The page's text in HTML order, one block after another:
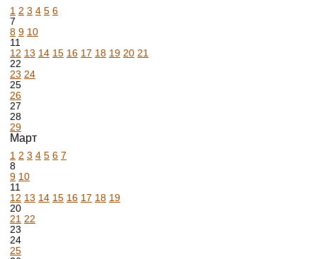
1 2 3 4 5 6
7
8 9 10
11
12 13 14 15 16 17 18 19 20 21
22
23 24
25
26
27
28
29
Март
1 2 3 4 5 6 7
8
9 10
11
12 13 14 15 16 17 18 19
20
21 22
23
24
25